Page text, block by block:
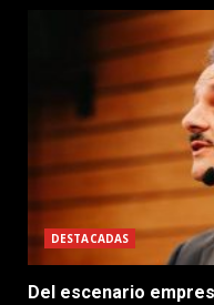
DESTACADAS
Del escenario